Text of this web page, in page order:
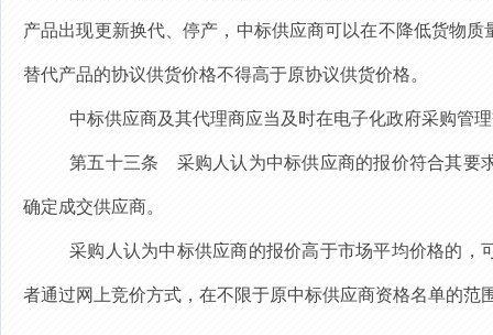
产品出现更新换代、停产，中标供应商可以在不降低货物质
替代产品的协议供货价格不得高于原协议供货价格。
中标供应商及其代理商应当及时在电子化政府采购管
第五十三条 采购人认为中标供应商的报价符合其要
确定成交供应商。
采购人认为中标供应商的报价高于市场平均价格的，
者通过网上竞价方式，在不限于原中标供应商资格名单的范